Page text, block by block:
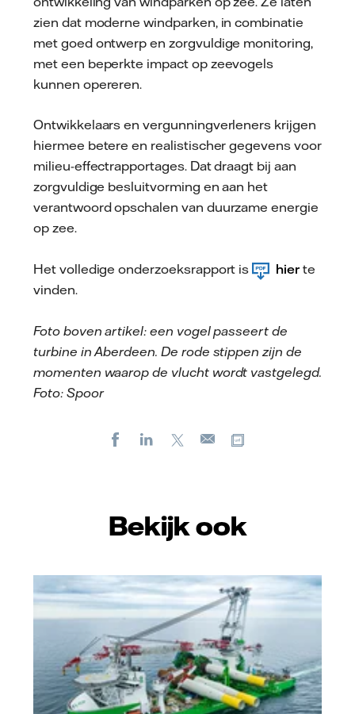
zien dat moderne windparken, in combinatie
met goed ontwerp en zorgvuldige monitoring,
met een beperkte impact op zeevogels
kunnen opereren.
Ontwikkelaars en vergunningverleners krijgen
hiermee betere en realistischer gegevens voor
milieu-effectrapportages. Dat draagt bij aan
zorgvuldige besluitvorming en aan het
verantwoord opschalen van duurzame energie
op zee.
Het volledige onderzoeksrapport is hier te
vinden.
Foto boven artikel: een vogel passeert de
turbine in Aberdeen. De rode stippen zijn de
momenten waarop de vlucht wordt vastgelegd.
Foto: Spoor
FacebookLinkedIn
E-
Bekijk ook